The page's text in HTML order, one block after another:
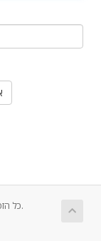
זכויות יוצרים © 2026 Branestan Hosting כל הזכויות שמורות.